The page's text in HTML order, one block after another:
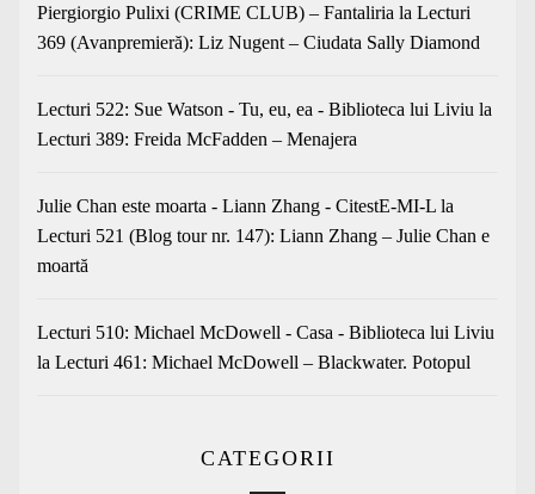
Piergiorgio Pulixi (CRIME CLUB) – Fantaliria la Lecturi
369 (Avanpremieră): Liz Nugent – Ciudata Sally Diamond
Lecturi 522: Sue Watson - Tu, eu, ea - Biblioteca lui Liviu la
Lecturi 389: Freida McFadden – Menajera
Julie Chan este moarta - Liann Zhang - CitestE-MI-L la
Lecturi 521 (Blog tour nr. 147): Liann Zhang – Julie Chan e
moartă
Lecturi 510: Michael McDowell - Casa - Biblioteca lui Liviu
la Lecturi 461: Michael McDowell – Blackwater. Potopul
CATEGORII